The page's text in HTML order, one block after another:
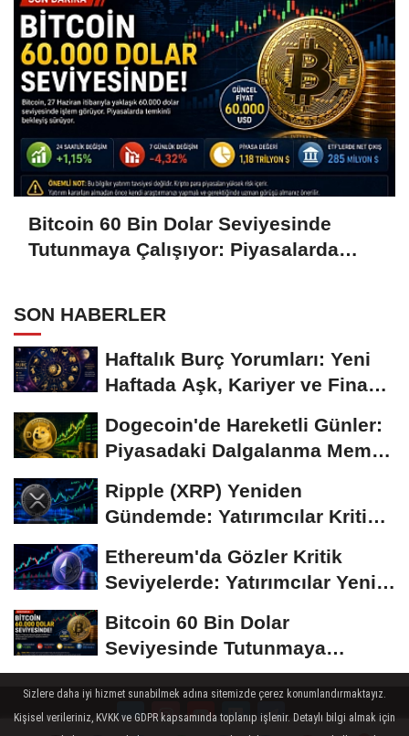
Bitcoin 60 Bin Dolar Seviyesinde
Tutunmaya Çalışıyor: Piyasalarda
SON HABERLER
Haftalık Burç Yorumları: Yeni
Haftada Aşk, Kariyer ve Finans
Dogecoin'de Hareketli Günler:
Piyasadaki Dalgalanma Meme
Ripple (XRP) Yeniden
Gündemde: Yatırımcılar Kritik
Ethereum'da Gözler Kritik
Seviyelerde: Yatırımcılar Yeni
Bitcoin 60 Bin Dolar
Seviyesinde Tutunmaya
Çalışıyor: Piyasalarda...
Sizlere daha iyi hizmet sunabilmek adına sitemizde çerez konumlandırmaktayız.
Kişisel verileriniz, KVKK ve GDPR kapsamında toplanıp işlenir. Detaylı bilgi almak için